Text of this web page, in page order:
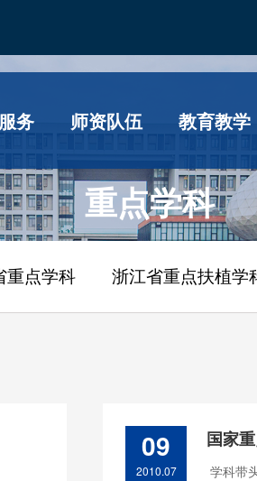
务 师资队伍 教育教学
重点学科
重点学科 浙江省重点扶植学
09
2010.07
国家
学科